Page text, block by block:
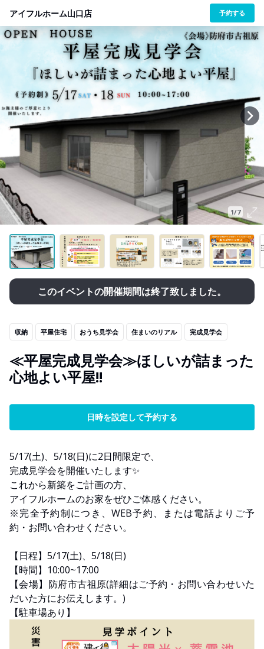
アイフルホーム山口店 予約する
1/7
このイベントの開催期間は終了致しました。
収納 平屋住宅 おうち見学会 住まいのリアル 完成見学会
≪平屋完成見学会≫ほしいが詰まった
心地よい平屋!!
日時を設定して予約する
5/17(土)、5/18(日)に2日間限定で、
完成見学会を開催いたします✨
これから新築をご計画の方、
アイフルホームのお家をぜひご体感ください。
※完全予約制につき、WEB予約、または電話よりご予
約・お問い合わせください。
【日程】5/17(土)、5/18(日)
【時間】10:00~17:00
【会場】防府市古祖原(詳細はご予約・お問い合わせいた
だいた方にお伝えします。)
【駐車場あり】